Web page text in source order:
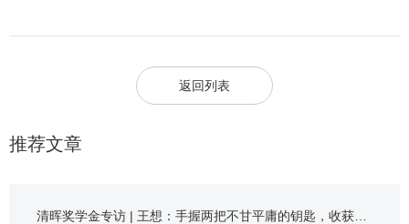
返回列表
推荐文章
清晖奖学金专访 | 王想：手握两把不甘平庸的钥匙，收获理